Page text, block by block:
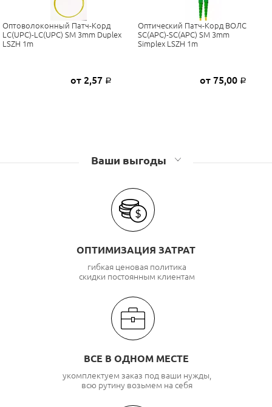
Оптоволоконный Патч-Корд
LC(UPC)-LC(UPC) SM 3mm Duplex
LSZH 1m
от 2,57 Р
Оптический Патч-Корд ВОЛС
SC(APC)-SC(APC) SM 3mm
Simplex LSZH 1m
от 75,00 Р
Ваши выгоды
ОПТИМИЗАЦИЯ ЗАТРАТ
гибкая ценовая политика
скидки постоянным клиентам
ВСЕ В ОДНОМ МЕСТЕ
укомплектуем заказ под ваши нужды,
всю рутину возьмем на себя